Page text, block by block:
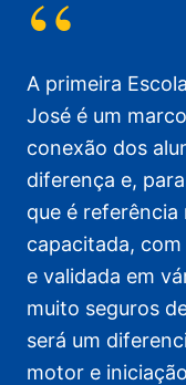
“
A primeira
José é um
conexão dos
diferença e,
que é
capacitada,
e validada em
muito seguros
será um
motor e